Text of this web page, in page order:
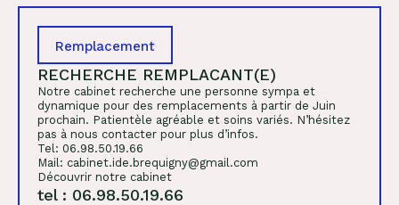
Remplacement
RECHERCHE REMPLACANT(E)
Notre cabinet recherche une personne sympa et
dynamique pour des remplacements à partir de Juin
prochain. Patientèle agréable et soins variés. N’hésitez
pas à nous contacter pour plus d’infos.
Tel: 06.98.50.19.66
Mail: cabinet.ide.brequigny@gmail.com
Découvrir notre cabinet
tel : 06.98.50.19.66